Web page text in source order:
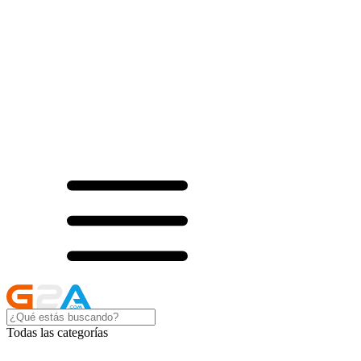
Todas las categorías